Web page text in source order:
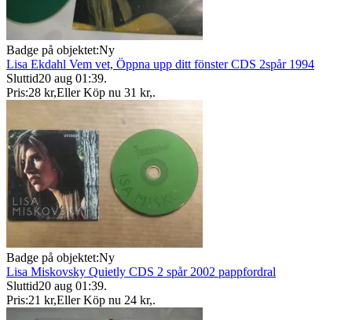
Badge på objektet:Ny
Lisa Ekdahl Vem vet, Öppna upp ditt fönster CDS 2spår 1994
Sluttid20 aug 01:39.
Pris:28 kr,Eller Köp nu 31 kr,.
Badge på objektet:Ny
Lisa Miskovsky Quietly CDS 2 spår 2002 pappfordral
Sluttid20 aug 01:39.
Pris:21 kr,Eller Köp nu 24 kr,.